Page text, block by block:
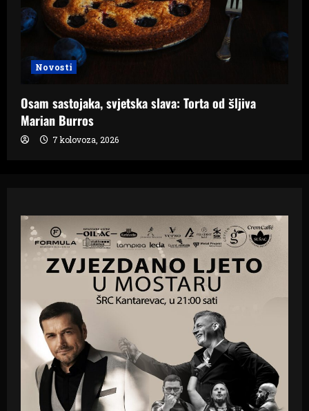
Novosti
Osam sastojaka, svjetska slava: Torta od šljiva
Marian Burros
7 kolovoza, 2026